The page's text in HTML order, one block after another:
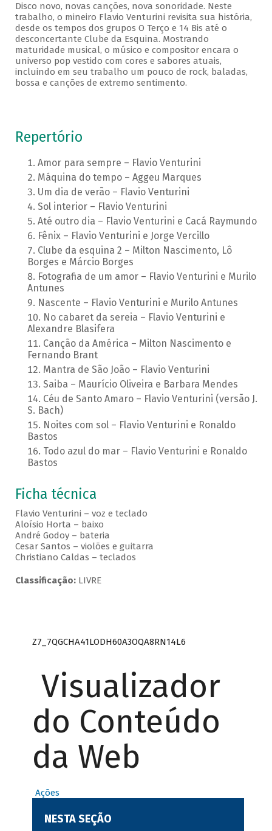
Disco novo, novas canções, nova sonoridade. Neste
trabalho, o mineiro Flavio Venturini revisita sua história,
desde os tempos dos grupos O Terço e 14 Bis até o
desconcertante Clube da Esquina. Mostrando
maturidade musical, o músico e compositor encara o
universo pop vestido com cores e sabores atuais,
incluindo em seu trabalho um pouco de rock, baladas,
bossa e canções de extremo sentimento.
Repertório
Amor para sempre – Flavio Venturini
Máquina do tempo – Aggeu Marques
Um dia de verão – Flavio Venturini
Sol interior – Flavio Venturini
Até outro dia – Flavio Venturini e Cacá Raymundo
Fênix – Flavio Venturini e Jorge Vercillo
Clube da esquina 2 – Milton Nascimento, Lô
Borges e Márcio Borges
Fotografia de um amor – Flavio Venturini e Murilo
Antunes
Nascente – Flavio Venturini e Murilo Antunes
No cabaret da sereia – Flavio Venturini e
Alexandre Blasifera
Canção da América – Milton Nascimento e
Fernando Brant
Mantra de São João – Flavio Venturini
Saiba – Maurício Oliveira e Barbara Mendes
Céu de Santo Amaro – Flavio Venturini (versão J.
S. Bach)
Noites com sol – Flavio Venturini e Ronaldo
Bastos
Todo azul do mar – Flavio Venturini e Ronaldo
Bastos
Ficha técnica
Flavio Venturini – voz e teclado
Aloísio Horta – baixo
André Godoy – bateria
Cesar Santos – violões e guitarra
Christiano Caldas – teclados
Classificação:LIVRE
Z7_7QGCHA41LODH60A3OQA8RN14L6
Visualizador
do Conteúdo
da Web
Ações
NESTA SEÇÃO